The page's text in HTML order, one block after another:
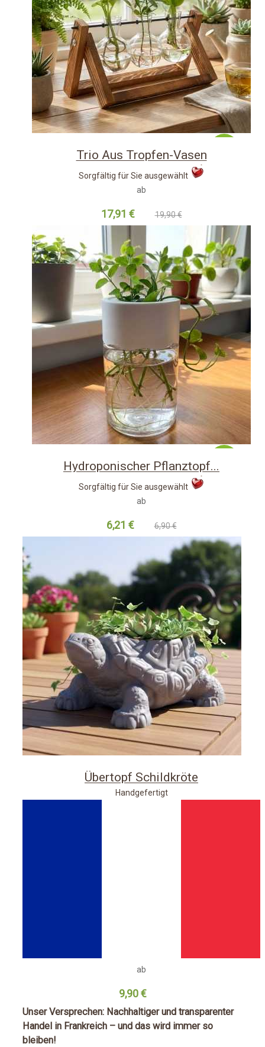
Trio Aus Tropfen-Vasen
Sorgfältig für Sie ausgewählt
ab
17,91 € 19,90 €
Hydroponischer Pflanztopf...
Sorgfältig für Sie ausgewählt
ab
6,21 € 6,90 €
Übertopf Schildkröte
Handgefertigt
ab
9,90 €
Unser Versprechen: Nachhaltiger und transparenter
Handel in Frankreich – und das wird immer so
bleiben!